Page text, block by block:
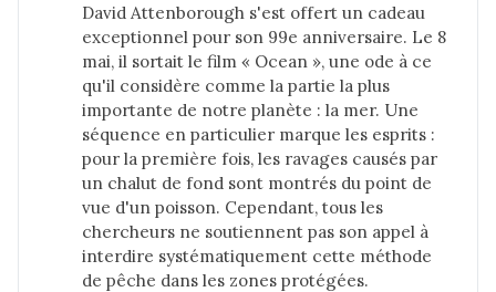
David Attenborough s'est offert un cadeau
exceptionnel pour son 99e anniversaire. Le 8
mai, il sortait le film « Ocean », une ode à ce
qu'il considère comme la partie la plus
importante de notre planète : la mer. Une
séquence en particulier marque les esprits :
pour la première fois, les ravages causés par
un chalut de fond sont montrés du point de
vue d'un poisson. Cependant, tous les
chercheurs ne soutiennent pas son appel à
interdire systématiquement cette méthode
de pêche dans les zones protégées.